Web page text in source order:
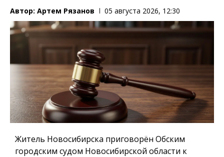
Автор: Артем Рязанов 05 августа 2026, 12:30
Житель Новосибирска приговорён Обским
городским судом Новосибирской области к